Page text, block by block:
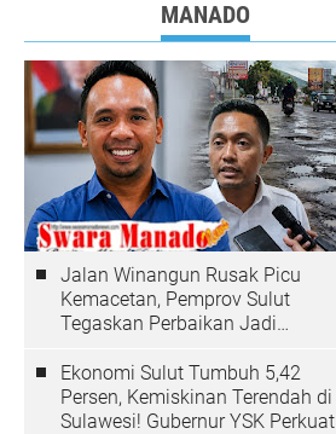
MANADO
Jalan Winangun Rusak Picu
Kemacetan, Pemprov Sulut
Tegaskan Perbaikan Jadi
Ekonomi Sulut Tumbuh 5,42
Persen, Kemiskinan Terendah di
Sulawesi! Gubernur YSK Perkuat